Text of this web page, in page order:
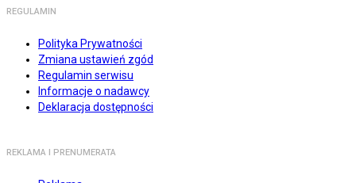
REGULAMIN
Polityka Prywatności
Zmiana ustawień zgód
Regulamin serwisu
Informacje o nadawcy
Deklaracja dostępności
REKLAMA I PRENUMERATA